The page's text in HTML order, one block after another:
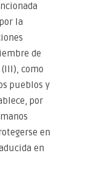
la
de
como
pueblos y
por
en
en